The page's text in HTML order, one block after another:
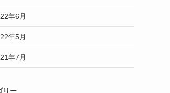
年6月
年5月
年7月
リー